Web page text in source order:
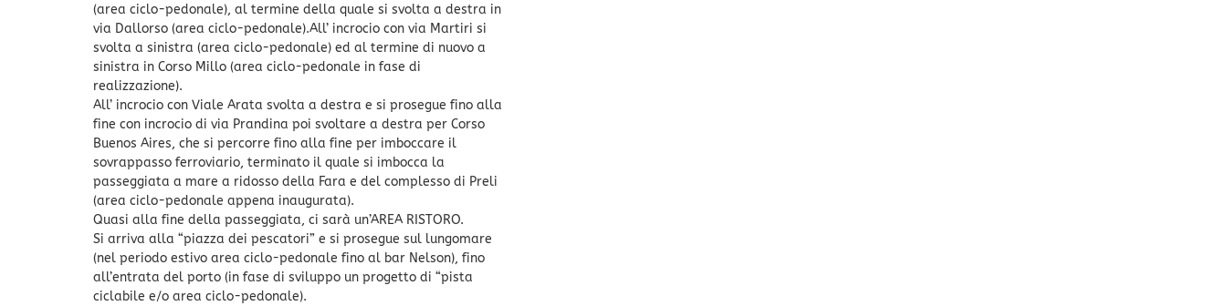
(area ciclo-pedonale), al termine della quale si svolta a destra in
via Dallorso (area ciclo-pedonale).All’ incrocio con via Martiri si
svolta a sinistra (area ciclo-pedonale) ed al termine di nuovo a
sinistra in Corso Millo (area ciclo-pedonale in fase di
realizzazione).
All’ incrocio con Viale Arata svolta a destra e si prosegue fino alla
fine con incrocio di via Prandina poi svoltare a destra per Corso
Buenos Aires, che si percorre fino alla fine per imboccare il
sovrappasso ferroviario, terminato il quale si imbocca la
passeggiata a mare a ridosso della Fara e del complesso di Preli
(area ciclo-pedonale appena inaugurata).
Quasi alla fine della passeggiata, ci sarà un’AREA RISTORO.
Si arriva alla “piazza dei pescatori” e si prosegue sul lungomare
(nel periodo estivo area ciclo-pedonale fino al bar Nelson), fino
all’entrata del porto (in fase di sviluppo un progetto di “pista
ciclabile e/o area ciclo-pedonale).